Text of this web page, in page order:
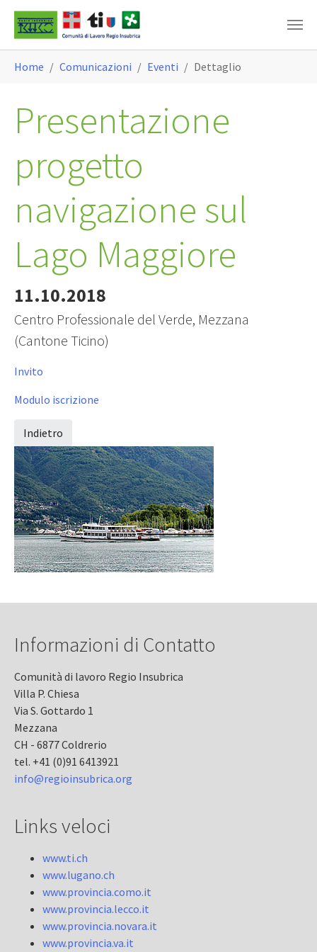
Skip to main content
Home Comunicazioni Eventi Dettaglio
Presentazione
progetto
navigazione sul
Lago Maggiore
11.10.2018
Centro Professionale del Verde, Mezzana
(Cantone Ticino)
Invito
Modulo iscrizione
Indietro
Informazioni di Contatto
Comunità di lavoro Regio Insubrica
Villa P. Chiesa
Via S. Gottardo 1
Mezzana
CH - 6877 Coldrerio
tel. +41 (0)91 6413921
info@regioinsubrica.org
Links veloci
www.ti.ch
www.lugano.ch
www.provincia.como.it
www.provincia.lecco.it
www.provincia.novara.it
www.provincia.va.it